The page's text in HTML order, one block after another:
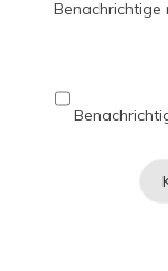
Benachrichtige